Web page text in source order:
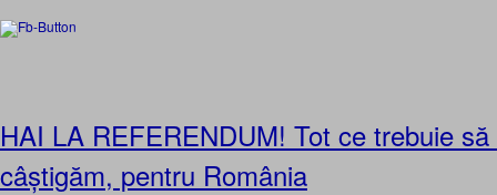
HAI LA REFERENDUM! Tot ce trebuie
câștigăm, pentru România